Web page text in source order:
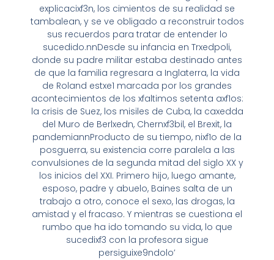
explicacixf3n, los cimientos de su realidad se
tambalean, y se ve obligado a reconstruir todos
sus recuerdos para tratar de entender lo
sucedido.nnDesde su infancia en Trxedpoli,
donde su padre militar estaba destinado antes
de que la familia regresara a Inglaterra, la vida
de Roland estxe1 marcada por los grandes
acontecimientos de los xfaltimos setenta axf1os:
la crisis de Suez, los misiles de Cuba, la caxedda
del Muro de Berlxedn, Chernxf3bil, el Brexit, la
pandemiannProducto de su tiempo, nixf1o de la
posguerra, su existencia corre paralela a las
convulsiones de la segunda mitad del siglo XX y
los inicios del XXI. Primero hijo, luego amante,
esposo, padre y abuelo, Baines salta de un
trabajo a otro, conoce el sexo, las drogas, la
amistad y el fracaso. Y mientras se cuestiona el
rumbo que ha ido tomando su vida, lo que
sucedixf3 con la profesora sigue
persiguixe9ndolo’